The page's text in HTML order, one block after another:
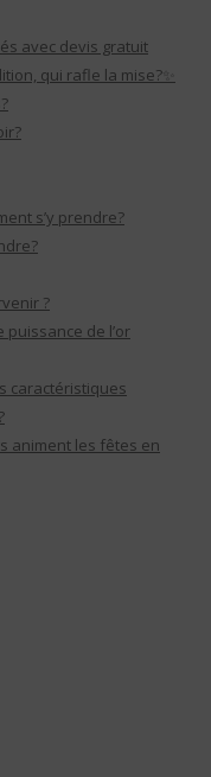
avec devis gratuit
qui rafle la mise?✨
s’y prendre?
?
puissance de l’or
caractéristiques
animent les fêtes en